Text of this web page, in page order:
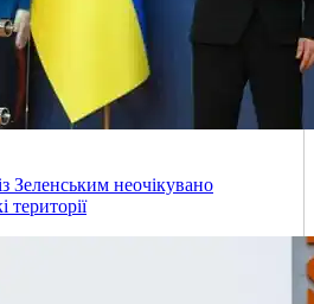
Зеленським неочікувано
території